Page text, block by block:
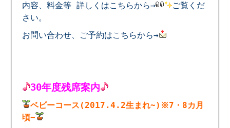
内容、料金等 詳しくはこちらから→
ご覧くだ
さい。
お問い合わせ、ご予約はこちらから→
30年度残席案内
ベビーコース(2017.4.2生まれ~)※7・8カ月
頃~